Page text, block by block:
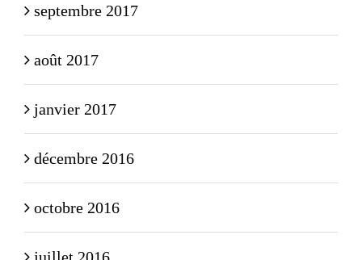
septembre 2017
août 2017
janvier 2017
décembre 2016
octobre 2016